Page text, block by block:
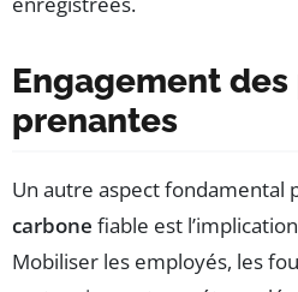
Engagement
prenantes
Un autre aspect fondamental
carbone fiable est
Mobiliser les employés, les